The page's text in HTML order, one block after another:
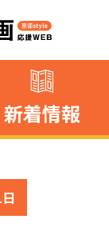
新着情報